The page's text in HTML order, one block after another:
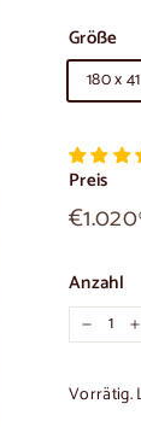
Größe
180 x
Preis
Üblicher
Preis
€1.020
Anzahl
−
Vorrätig.